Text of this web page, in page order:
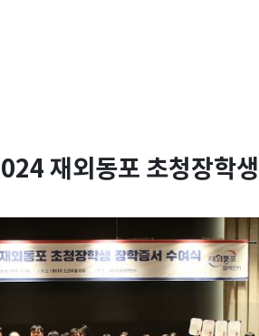
재외동포 초청장학